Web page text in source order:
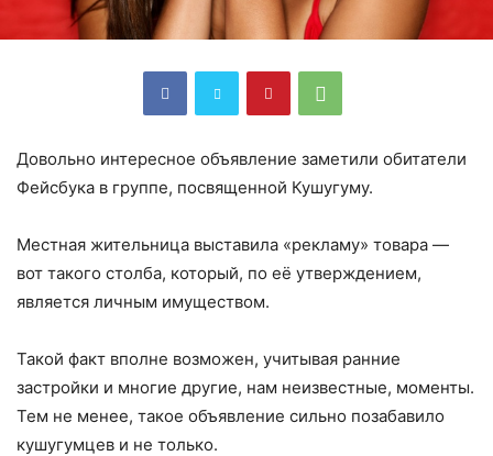
Довольно интересное объявление заметили обитатели
Фейсбука в группе, посвященной Кушугуму.
Местная жительница выставила «рекламу» товара —
вот такого столба, который, по её утверждением,
является личным имуществом.
Такой факт вполне возможен, учитывая ранние
застройки и многие другие, нам неизвестные, моменты.
Тем не менее, такое объявление сильно позабавило
кушугумцев и не только.